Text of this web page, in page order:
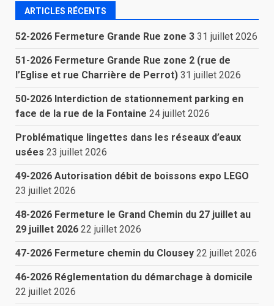
ARTICLES RÉCENTS
52-2026 Fermeture Grande Rue zone 3 31 juillet 2026
51-2026 Fermeture Grande Rue zone 2 (rue de
l’Eglise et rue Charrière de Perrot) 31 juillet 2026
50-2026 Interdiction de stationnement parking en
face de la rue de la Fontaine 24 juillet 2026
Problématique lingettes dans les réseaux d’eaux
usées 23 juillet 2026
49-2026 Autorisation débit de boissons expo LEGO
23 juillet 2026
48-2026 Fermeture le Grand Chemin du 27 juillet au
29 juillet 2026 22 juillet 2026
47-2026 Fermeture chemin du Clousey 22 juillet 2026
46-2026 Réglementation du démarchage à domicile
22 juillet 2026